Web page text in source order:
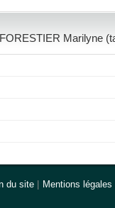
Marilyne
du site Mentions légales